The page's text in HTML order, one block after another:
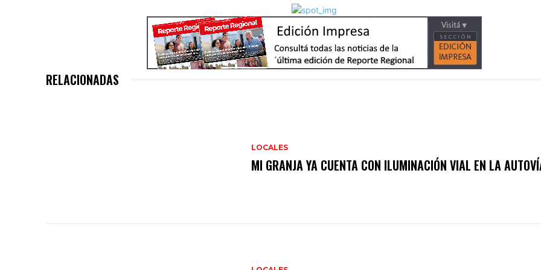
RELACIONADAS
LOCALES
MI GRANJA YA CUENTA CON ILUMINACIÓN VIAL EN LA